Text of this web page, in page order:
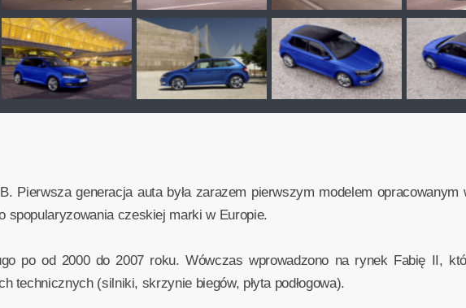
Pierwsza generacja auta była zarazem pierwszym modelem opracowanym
spopularyzowania czeskiej marki w Europie.
po od 2000 do 2007 roku. Wówczas wprowadzono na rynek Fabię II,
technicznych (silniki, skrzynie biegów, płyta podłogowa).